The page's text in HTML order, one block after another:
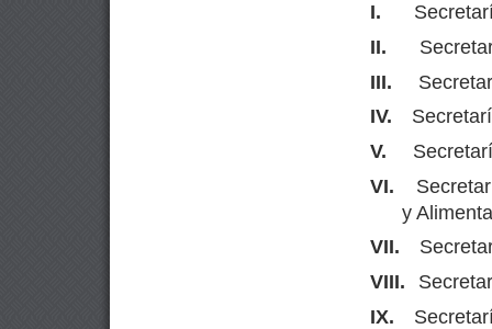
I.
II.
III.
IV.
V.
VI.
y
VII.
VIII.
IX.